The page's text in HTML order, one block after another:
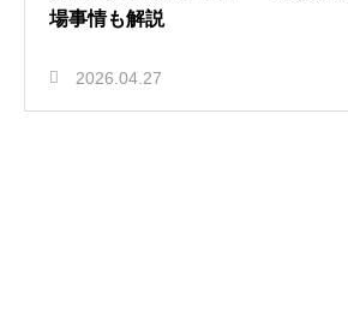
場事情も解説
2026.04.27